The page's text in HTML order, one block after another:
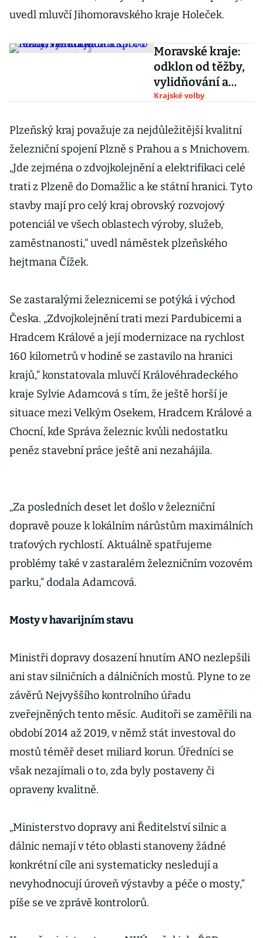
uvedl mluvčí Jihomoravského kraje Holeček.
Moravské kraje:
odklon od těžby,
vylidňování a
spor o novou
Krajské volby
Plzeňský kraj považuje za nejdůležitější kvalitní
železniční spojení Plzně s Prahou a s Mnichovem.
„Jde zejména o zdvojkolejnění a elektrifikaci celé
trati z Plzeně do Domažlic a ke státní hranici. Tyto
stavby mají pro celý kraj obrovský rozvojový
potenciál ve všech oblastech výroby, služeb,
zaměstnanosti,“ uvedl náměstek plzeňského
hejtmana Čížek.
Se zastaralými železnicemi se potýká i východ
Česka. „Zdvojkolejnění trati mezi Pardubicemi a
Hradcem Králové a její modernizace na rychlost
160 kilometrů v hodině se zastavilo na hranici
krajů,“ konstatovala mluvčí Královéhradeckého
kraje Sylvie Adamcová s tím, že ještě horší je
situace mezi Velkým Osekem, Hradcem Králové a
Chocní, kde Správa železnic kvůli nedostatku
peněz stavební práce ještě ani nezahájila.
„Za posledních deset let došlo v železniční
dopravě pouze k lokálním nárůstům maximálních
traťových rychlostí. Aktuálně spatřujeme
problémy také v zastaralém železničním vozovém
parku,“ dodala Adamcová.
Mosty v havarijním stavu
Ministři dopravy dosazení hnutím ANO nezlepšili
ani stav silničních a dálničních mostů. Plyne to ze
závěrů Nejvyššího kontrolního úřadu
zveřejněných tento měsíc. Auditoři se zaměřili na
období 2014 až 2019, v němž stát investoval do
mostů téměř deset miliard korun. Úředníci se
však nezajímali o to, zda byly postaveny či
opraveny kvalitně.
„Ministerstvo dopravy ani Ředitelství silnic a
dálnic nemají v této oblasti stanoveny žádné
konkrétní cíle ani systematicky nesledují a
nevyhodnocují úroveň výstavby a péče o mosty,“
píše se ve zprávě kontrolorů.